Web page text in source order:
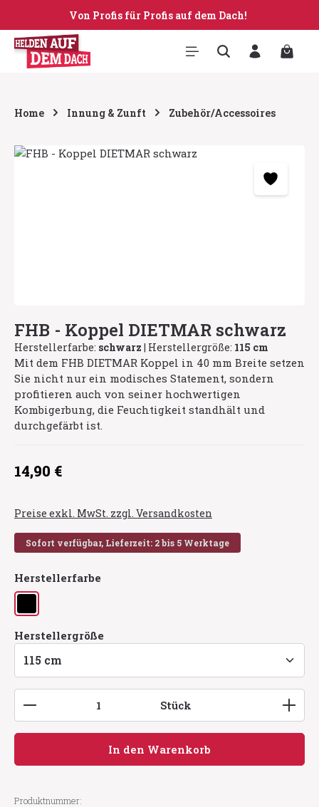
Zum Hauptinhalt springen
Von Profis für Profis auf dem Dach!
Home Innung & Zunft Zubehör/Accessoires
Bildergalerie überspringen
FHB - Koppel DIETMAR schwarz
Herstellerfarbe: schwarz | Herstellergröße: 115 cm
Mit dem FHB DIETMAR Koppel in 40 mm Breite setzen
Sie nicht nur ein modisches Statement, sondern
profitieren auch von seiner hochwertigen
Kombigerbung, die Feuchtigkeit standhält und
durchgefärbt ist.
Regulärer Preis:
14,90 €
Preise exkl. MwSt. zzgl. Versandkosten
Sofort verfügbar, Lieferzeit: 2 bis 5 Werktage
Herstellerfarbe
schwarz
Herstellergröße
Produkt Anzahl: Gib den gewünschten Wert
Stück
In den Warenkorb
Produktnummer: